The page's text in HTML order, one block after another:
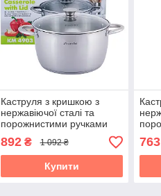
Каструля з кришкою з
нержавіючої сталі та
порожнистими ручками
для індукції та газу (5 л)
Kamille KM-4903
892₴ 1 092 ₴
Купити
для
763